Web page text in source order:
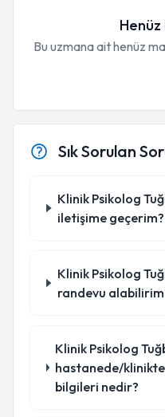
Henüz
Bu uzmana ait henüz
Sık Sorulan
Klinik Psikolog
iletişime geçerim?
Klinik Psikolog
randevu
Klinik Psikolog
hastanede/klinikte
bilgileri nedir?